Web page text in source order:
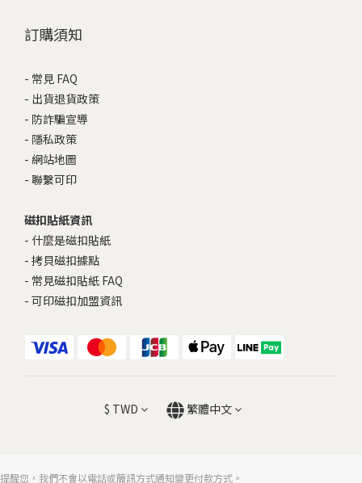
訂購須知
- 常見 FAQ
- 出貨退貨政策
- 防詐騙宣導
- 隱私政策
- 網站地圖
- 聯繫可印
磁扣貼紙資訊
- 什麼是磁扣貼紙
- 拷貝磁扣據點
- 常見磁扣貼紙 FAQ
- 可印磁扣加盟資訊
$ TWD 繁體中文
提醒您，我們不會以電話或簡訊方式通知變更付款方式。